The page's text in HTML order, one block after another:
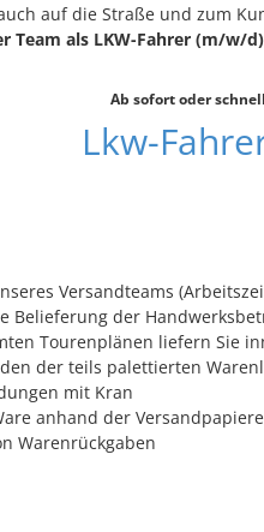
auf die Straße und zum
Team als LKW-Fahrer (m/w/
Ab sofort oder
Lkw-
Versandteams
Belieferung der
Tourenplänen liefern Sie
der teils palettierten
mit Kran
anhand der Versandpapiere
Warenrückgaben